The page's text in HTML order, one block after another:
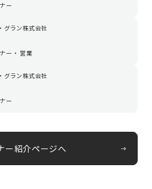
市・西牟婁郡・橋本市・東牟婁郡・
ー
グラン株式会社
ー・営業
グラン株式会社
ー
ー紹介ページへ